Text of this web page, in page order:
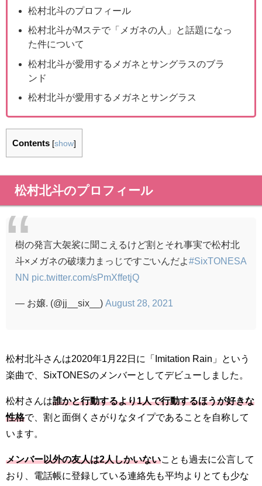
松村北斗のプロフィール
松村北斗がMステで「メガネの人」と話題になっ
た件について
松村北斗が愛用するメガネとサングラスのブラ
ンド
松村北斗が愛用するメガネとサングラス
Contents [show]
松村北斗のプロフィール
樹の発言大袈裟に聞こえるけど割とそれ事実で松村北
斗×メガネの破壊力まっじですごいんだよ#SixTONESA
NN pic.twitter.com/sPmXffetjQ
— お嬢. (@jj__six__) August 28, 2021
松村北斗さんは2020年1月22日に「Imitation Rain」という
楽曲で、SixTONESのメンバーとしてデビューしました。
松村さんは誰かと行動するより1人で行動するほうが好きな
性格で、割と面倒くさがりなタイプであることを自称して
います。
メンバー以外の友人は2人しかいない ことも過去に公言して
おり、電話帳に登録している連絡先も平均よりとても少な